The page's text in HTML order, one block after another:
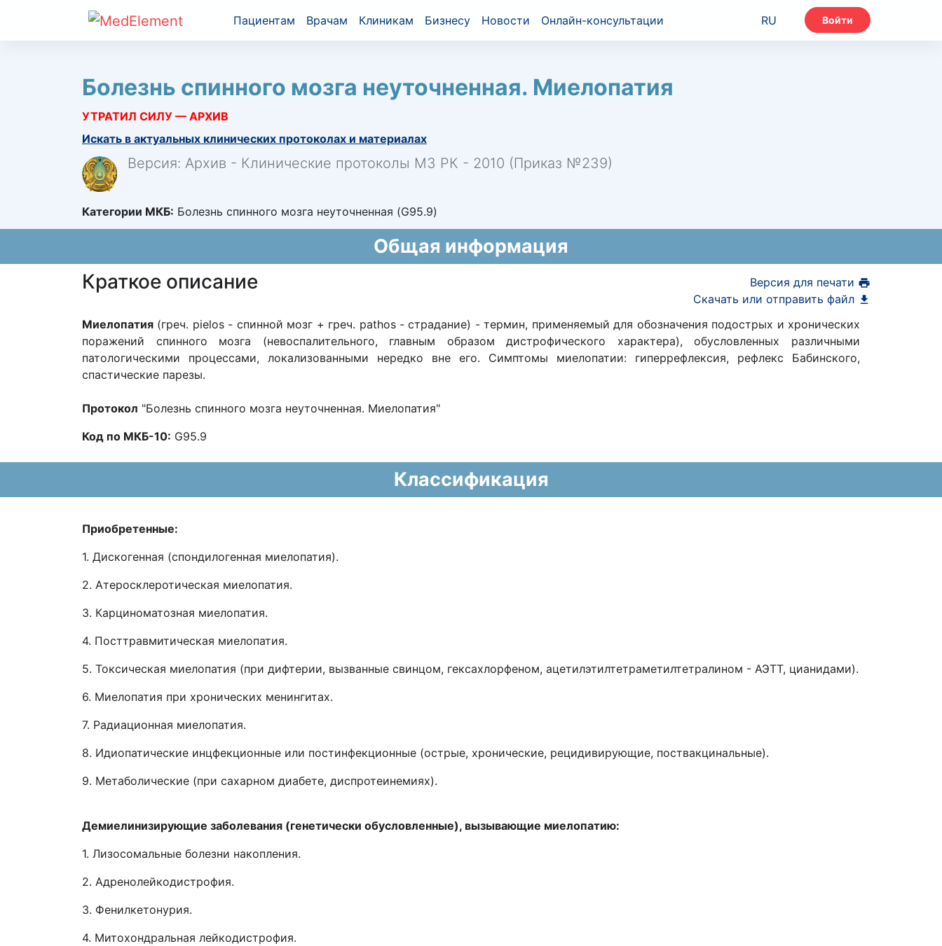
Пациентам Врачам Клиникам Бизнесу Новости Онлайн-консультации RU Войти
Болезнь спинного мозга неуточненная. Миелопатия
УТРАТИЛ СИЛУ — АРХИВ
Искать в актуальных клинических протоколах и материалах
Версия: Архив - Клинические протоколы МЗ РК - 2010 (Приказ №239)
Категории МКБ: Болезнь спинного мозга неуточненная (G95.9)
Общая информация
Версия для печати
Скачать или отправить файл
Краткое описание
Миелопатия (греч. pielos - спинной мозг + греч. pathos - страдание) - термин, применяемый для обозначения подострых и хронических
поражений спинного мозга (невоспалительного, главным образом дистрофического характера), обусловленных различными
патологическими процессами, локализованными нередко вне его. Симптомы миелопатии: гиперрефлексия, рефлекс Бабинского,
спастические парезы.
Протокол "Болезнь спинного мозга неуточненная. Миелопатия"
Код по МКБ-10: G95.9
Классификация
Приобретенные:
1. Дискогенная (спондилогенная миелопатия).
2. Атеросклеротическая миелопатия.
3. Карциноматозная миелопатия.
4. Посттравмитическая миелопатия.
5. Токсическая миелопатия (при дифтерии, вызванные свинцом, гексахлорфеном, ацетилэтилтетраметилтетралином - АЭТТ, цианидами).
6. Миелопатия при хронических менингитах.
7. Радиационная миелопатия.
8. Идиопатические инцфекционные или постинфекционные (острые, хронические, рецидивирующие, поствакцинальные).
9. Метаболические (при сахарном диабете, диспротеинемиях).
Демиелинизирующие заболевания (генетически обусловленные), вызывающие миелопатию:
1. Лизосомальные болезни накопления.
2. Адренолейкодистрофия.
3. Фенилкетонурия.
4. Митохондральная лейкодистрофия.